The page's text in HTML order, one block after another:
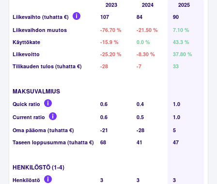
2023 2024
2025
Liikevaihto (tuhatta €)
107 84
90
Liikevaihdon muutos
-76.70 % -21.50 %
7.10 %
Käyttökate
-15.9 % 0.0 %
43.3 %
Liikevoitto
-25.20 % -8.30 %
37.80 %
Tilikauden tulos (tuhatta €)
-28 -7 33
MAKSUVALMIUS
Quick ratio 0.6 0.4
1.0
Current ratio
0.6 0.5
1.0
Oma pääoma (tuhatta €)
-21 -28
5
Taseen loppusumma (tuhatta €)
68 41 47
HENKILÖSTÖ (1-4)
Henkilöstö 3 3
3